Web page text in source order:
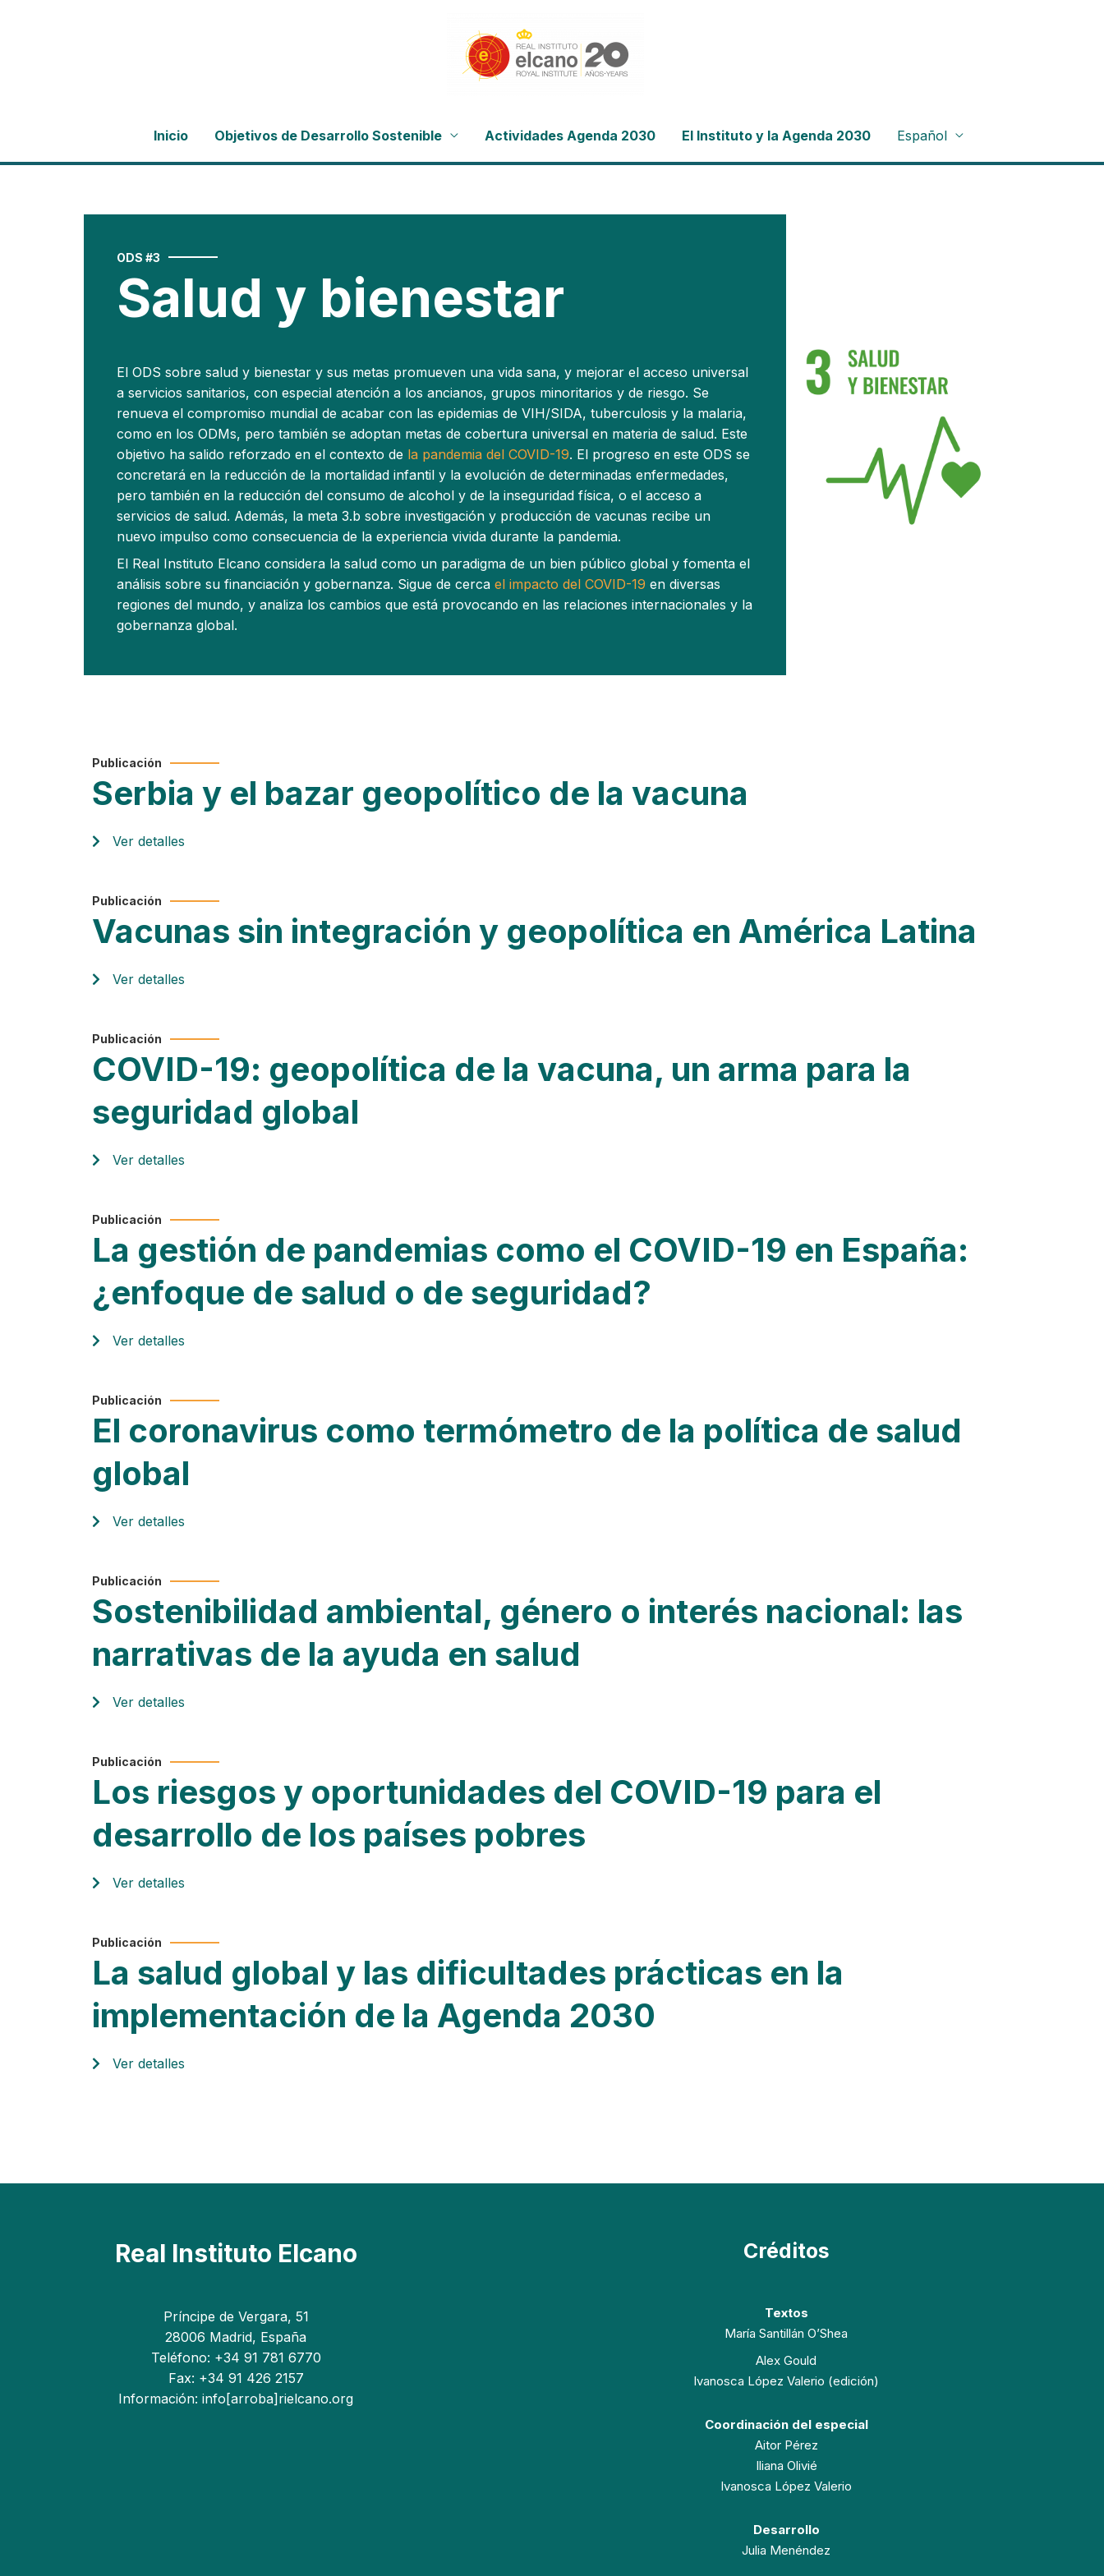
Inicio Objetivos de Desarrollo Sostenible Actividades Agenda 2030 El Instituto y la Agenda 2030 Español
ODS #3
Salud y bienestar
El ODS sobre salud y bienestar y sus metas promueven una vida sana, y mejorar el acceso universal
a servicios sanitarios, con especial atención a los ancianos, grupos minoritarios y de riesgo. Se
renueva el compromiso mundial de acabar con las epidemias de VIH/SIDA, tuberculosis y la malaria,
como en los ODMs, pero también se adoptan metas de cobertura universal en materia de salud. Este
objetivo ha salido reforzado en el contexto de la pandemia del COVID-19. El progreso en este ODS se
concretará en la reducción de la mortalidad infantil y la evolución de determinadas enfermedades,
pero también en la reducción del consumo de alcohol y de la inseguridad física, o el acceso a
servicios de salud. Además, la meta 3.b sobre investigación y producción de vacunas recibe un
nuevo impulso como consecuencia de la experiencia vivida durante la pandemia.
El Real Instituto Elcano considera la salud como un paradigma de un bien público global y fomenta el
análisis sobre su financiación y gobernanza. Sigue de cerca el impacto del COVID-19 en diversas
regiones del mundo, y analiza los cambios que está provocando en las relaciones internacionales y la
gobernanza global.
Publicación
Serbia y el bazar geopolítico de la vacuna
Ver detalles
Publicación
Vacunas sin integración y geopolítica en América Latina
Ver detalles
Publicación
COVID-19: geopolítica de la vacuna, un arma para la
seguridad global
Ver detalles
Publicación
La gestión de pandemias como el COVID-19 en España:
¿enfoque de salud o de seguridad?
Ver detalles
Publicación
El coronavirus como termómetro de la política de salud
global
Ver detalles
Publicación
Sostenibilidad ambiental, género o interés nacional: las
narrativas de la ayuda en salud
Ver detalles
Publicación
Los riesgos y oportunidades del COVID-19 para el
desarrollo de los países pobres
Ver detalles
Publicación
La salud global y las dificultades prácticas en la
implementación de la Agenda 2030
Ver detalles
Real Instituto Elcano
Príncipe de Vergara, 51
28006 Madrid, España
Teléfono: +34 91 781 6770
Fax: +34 91 426 2157
Información: info[arroba]rielcano.org
Créditos
Textos
María Santillán O’Shea
Alex Gould
Ivanosca López Valerio (edición)
Coordinación del especial
Aitor Pérez
Iliana Olivié
Ivanosca López Valerio
Desarrollo
Julia Menéndez